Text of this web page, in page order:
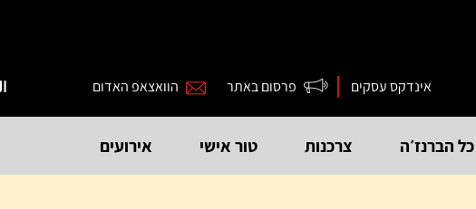
אינדקס עסקים פרסום באתר הוואצאפ האדום
כל הברנז׳ה צרכנות טור אישי אירועים